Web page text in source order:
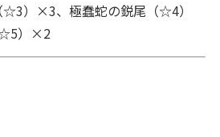
☆3）×3、極蠢蛇の鋭尾（☆4）
☆5）×2